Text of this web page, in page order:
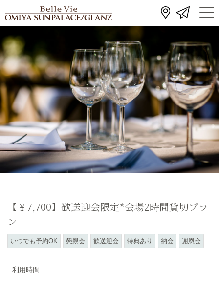
【￥7,700】歓送迎会限定*会場2時間貸切プラ
ン
いつでも予約OK 懇親会 歓送迎会 特典あり 納会 謝恩会
利用時間